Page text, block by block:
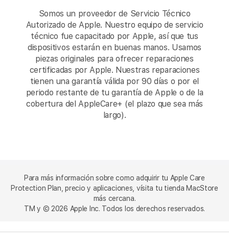
Somos un proveedor de Servicio Técnico
Autorizado de Apple. Nuestro equipo de servicio
técnico fue capacitado por Apple, así que tus
dispositivos estarán en buenas manos. Usamos
piezas originales para ofrecer reparaciones
certificadas por Apple. Nuestras reparaciones
tienen una garantía válida por 90 días o por el
periodo restante de tu garantía de Apple o de la
cobertura del AppleCare+ (el plazo que sea más
largo).
Para más información sobre como adquirir tu Apple Care
Protection Plan, precio y aplicaciones, vísita tu tienda MacStore
más cercana.
TM y © 2026 Apple Inc. Todos los derechos reservados.